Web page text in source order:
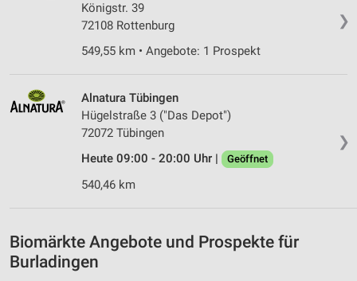
❯
Königstr. 39
72108 Rottenburg
549,55 km • Angebote: 1 Prospekt
❯
Alnatura Tübingen
Hügelstraße 3 ("Das Depot")
72072 Tübingen
Heute 09:00 - 20:00 Uhr |
Geöffnet
540,46 km
Biomärkte Angebote und Prospekte für
Burladingen
Erstellung von Profilen zur Personalisierung
von Inhalten
Verwendung von Profilen zur Auswahl
Messung der Werbeleistung
Messung der Performance von Inhalten
Analyse von Zielgruppen durch Statistiken oder
Kombinationen von Daten aus verschiedenen
Verwendung reduzierter Daten zur Auswahl von